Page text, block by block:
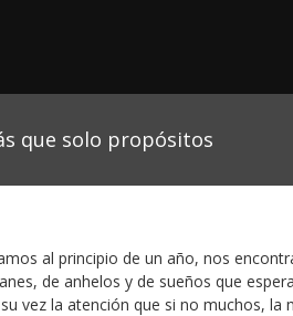
que solo propósitos
al principio de un año, nos
de anhelos y de sueños que
vez la atención que si no muchos,